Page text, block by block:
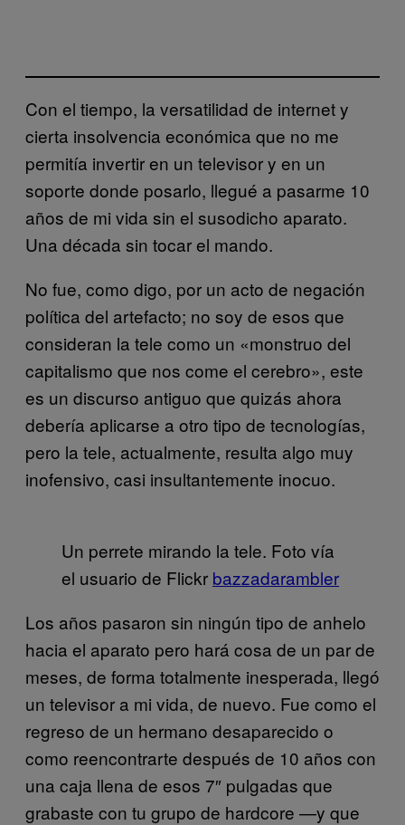
Con el tiempo, la versatilidad de internet y
cierta insolvencia económica que no me
permitía invertir en un televisor y en un
soporte donde posarlo, llegué a pasarme 10
años de mi vida sin el susodicho aparato.
Una década sin tocar el mando.
No fue, como digo, por un acto de negación
política del artefacto; no soy de esos que
consideran la tele como un «monstruo del
capitalismo que nos come el cerebro», este
es un discurso antiguo que quizás ahora
debería aplicarse a otro tipo de tecnologías,
pero la tele, actualmente, resulta algo muy
inofensivo, casi insultantemente inocuo.
Un perrete mirando la tele. Foto vía
el usuario de Flickr bazzadarambler
Los años pasaron sin ningún tipo de anhelo
hacia el aparato pero hará cosa de un par de
meses, de forma totalmente inesperada, llegó
un televisor a mi vida, de nuevo. Fue como el
regreso de un hermano desaparecido o
como reencontrarte después de 10 años con
una caja llena de esos 7″ pulgadas que
grabaste con tu grupo de hardcore —y que